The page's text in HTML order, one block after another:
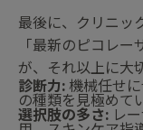
最後に、クリニッ
「最新のピコレ
が、それ以上に大
診断力: 機械任せ
の種類を見極めて
選択肢の多さ: レ